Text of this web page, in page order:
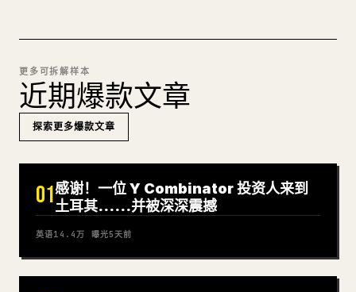
更多可拆解样本
近期爆款文章
探索更多爆款文章
01感谢！一位 Y Combinator 投资人来到
土耳其……并被深深震撼
英语14.4万 曝光5天前